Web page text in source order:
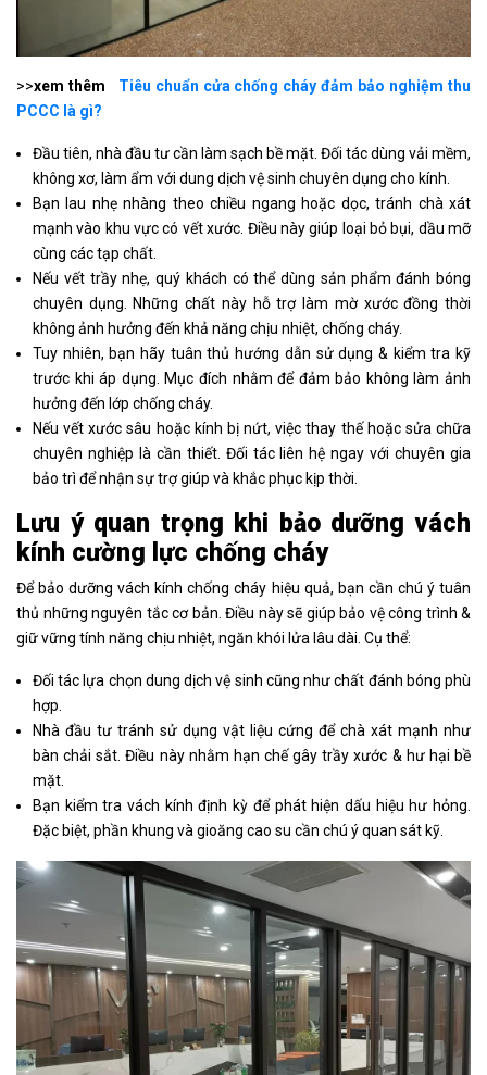
>>xem thêm
Tiêu chuẩn cửa chống cháy đảm bảo nghiệm thu
PCCC là gì?
Đầu tiên, nhà đầu tư cần làm sạch bề mặt. Đối tác dùng vải mềm,
không xơ, làm ẩm với dung dịch vệ sinh chuyên dụng cho kính.
Bạn lau nhẹ nhàng theo chiều ngang hoặc dọc, tránh chà xát
mạnh vào khu vực có vết xước. Điều này giúp loại bỏ bụi, dầu mỡ
cùng các tạp chất.
Nếu vết trầy nhẹ, quý khách có thể dùng sản phẩm đánh bóng
chuyên dụng. Những chất này hỗ trợ làm mờ xước đồng thời
không ảnh hưởng đến khả năng chịu nhiệt, chống cháy.
Tuy nhiên, bạn hãy tuân thủ hướng dẫn sử dụng & kiểm tra kỹ
trước khi áp dụng. Mục đích nhằm để đảm bảo không làm ảnh
hưởng đến lớp chống cháy.
Nếu vết xước sâu hoặc kính bị nứt, việc thay thế hoặc sửa chữa
chuyên nghiệp là cần thiết. Đối tác liên hệ ngay với chuyên gia
bảo trì để nhận sự trợ giúp và khắc phục kịp thời.
Lưu ý quan trọng khi bảo dưỡng vách
kính cường lực chống cháy
Để bảo dưỡng vách kính chống cháy hiệu quả, bạn cần chú ý tuân
thủ những nguyên tắc cơ bản. Điều này sẽ giúp bảo vệ công trình &
giữ vững tính năng chịu nhiệt, ngăn khói lửa lâu dài. Cụ thể:
Đối tác lựa chọn dung dịch vệ sinh cũng như chất đánh bóng phù
hợp.
Nhà đầu tư tránh sử dụng vật liệu cứng để chà xát mạnh như
bàn chải sắt. Điều này nhằm hạn chế gây trầy xước & hư hại bề
mặt.
Bạn kiểm tra vách kính định kỳ để phát hiện dấu hiệu hư hỏng.
Đặc biệt, phần khung và gioăng cao su cần chú ý quan sát kỹ.